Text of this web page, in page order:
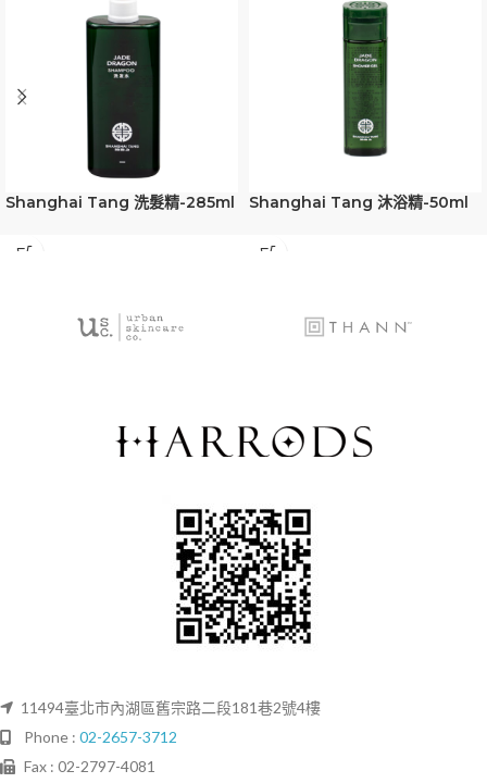
Shanghai Tang 洗髮精-285ml Shanghai Tang 沐浴精-50ml
11494臺北市內湖區舊宗路二段181巷2號4樓
Phone : 02-2657-3712
Fax : 02-2797-4081